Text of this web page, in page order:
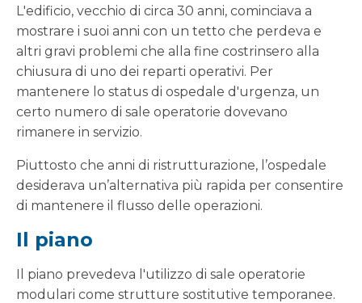
L'edificio, vecchio di circa 30 anni, cominciava a
mostrare i suoi anni con un tetto che perdeva e
altri gravi problemi che alla fine costrinsero alla
chiusura di uno dei reparti operativi. Per
mantenere lo status di ospedale d'urgenza, un
certo numero di sale operatorie dovevano
rimanere in servizio.
Piuttosto che anni di ristrutturazione, l’ospedale
desiderava un’alternativa più rapida per consentire
di mantenere il flusso delle operazioni.
Il piano
Il piano prevedeva l'utilizzo di sale operatorie
modulari come strutture sostitutive temporanee.